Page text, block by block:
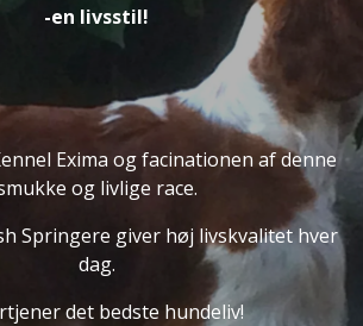
-en livsstil!
Exima og facinationen af denne
og livlige race.
Springere giver høj livskvalitet hver
dag.
det bedste hundeliv!